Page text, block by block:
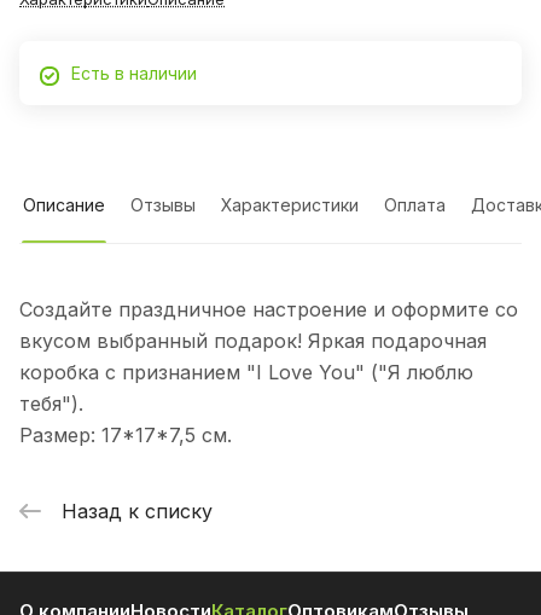
Есть в наличии
Описание Отзывы Характеристики Оплата
Создайте праздничное настроение и оформите со
вкусом выбранный подарок! Яркая подарочная
коробка с признанием "I Love You" ("Я люблю
тебя").
Размер: 17*17*7,5 см.
Назад к списку
О компанииНовостиКаталогОптовикамОтзывы